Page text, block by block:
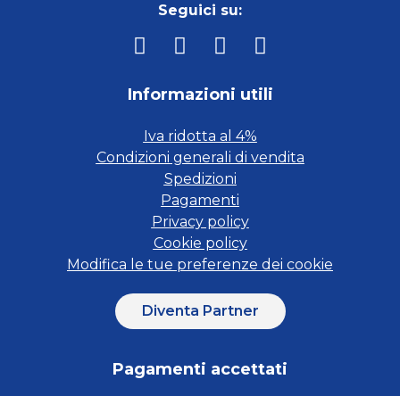
Seguici su:
Informazioni utili
Iva ridotta al 4%
Condizioni generali di vendita
Spedizioni
Pagamenti
Privacy policy
Cookie policy
Modifica le tue preferenze dei cookie
Diventa Partner
Pagamenti accettati